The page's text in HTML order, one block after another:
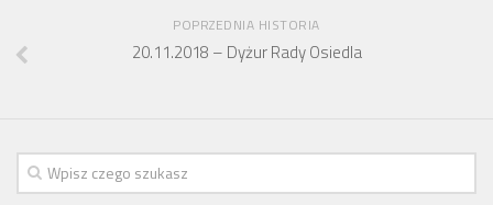
numer 2-3(10)/2019
numer 2(7)/2017
POPRZEDNIA HISTORIA
20.11.2018 – Dyżur Rady Osiedla